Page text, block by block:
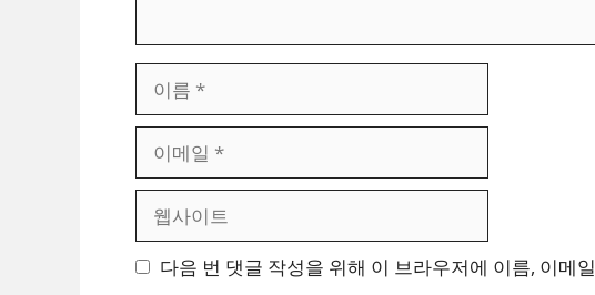
일
이 다음 번 댓글 작성을 위해 이 브라우저에 이름, 이메